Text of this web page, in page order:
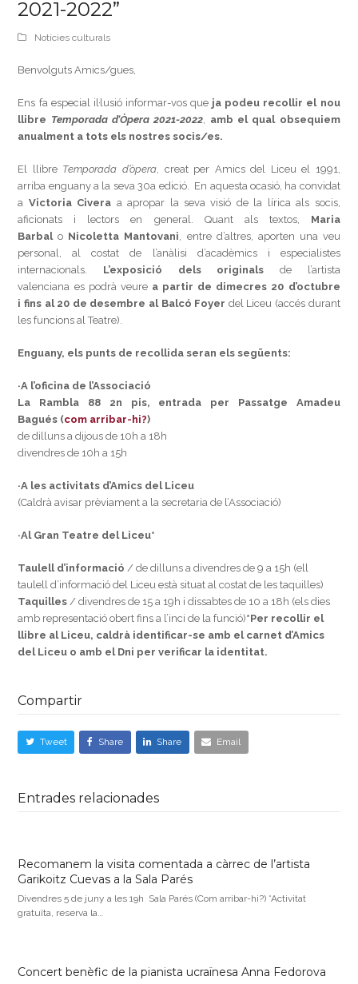
2021-2022”
Notícies culturals
Benvolguts Amics/gues,
Ens fa especial il·lusió informar-vos que ja podeu recollir el nou
llibre Temporada d’Òpera 2021-2022, amb el qual obsequiem
anualment a tots els nostres socis/es.
El llibre Temporada d’òpera, creat per Amics del Liceu el 1991,
arriba enguany a la seva 30a edició. En aquesta ocasió, ha convidat
a Victoria Civera a apropar la seva visió de la lírica als socis,
aficionats i lectors en general. Quant als textos, Maria
Barbalo Nicoletta Mantovani, entre d’altres, aporten una veu
personal, al costat de l’anàlisi d’acadèmics i especialistes
internacionals. L’exposició dels originals de l’artista
valenciana es podrà veure a partir de dimecres 20 d’octubre
i fins al 20 de desembre al Balcó Foyer del Liceu (accés durant
les funcions al Teatre).
Enguany, els punts de recollida seran els següents:
·A l’oficina de l’Associació
La Rambla 88 2n pis, entrada per Passatge Amadeu
Bagués (com arribar-hi?)
de dilluns a dijous de 10h a 18h
divendres de 10h a 15h
·A les activitats d’Amics del Liceu
(Caldrà avisar prèviament a la secretaria de l’Associació)
·Al Gran Teatre del Liceu*
Taulell d’informació / de dilluns a divendres de 9 a 15h (ell
taulell d’informació del Liceu està situat al costat de les taquilles)
Taquilles / divendres de 15 a 19h i dissabtes de 10 a 18h (els dies
amb representació obert fins a l’inci de la funció)*Per recollir el
llibre al Liceu, caldrà identificar-se amb el carnet d’Amics
del Liceu o amb el Dni per verificar la identitat.
Compartir
Tweet Share Share Email
Entrades relacionades
Recomanem la visita comentada a càrrec de l’artista
Garikoitz Cuevas a la Sala Parés
Divendres 5 de juny a les 19h Sala Parés (Com arribar-hi?) *Activitat
gratuïta, reserva la…
Concert benèfic de la pianista ucraïnesa Anna Fedorova